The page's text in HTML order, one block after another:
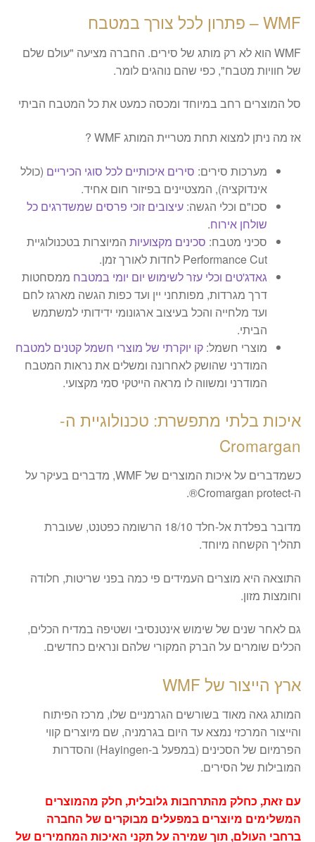
WMF – פתרון לכל צורך במטבח
​WMF הוא לא רק מותג של סירים. החברה מציעה "עולם שלם
של חוויות מטבח", כפי שהם נוהגים לומר.
סל המוצרים רחב במיוחד ומכסה כמעט את כל המטבח הביתי
אז מה ניתן למצוא תחת מטריית המותג WMF ?
​מערכות סירים: סירים איכותיים לכל סוגי הכיריים (כולל
אינדוקציה), המצטיינים בפיזור חום אחיד.
​סכו"ם וכלי הגשה: עיצובים זוכי פרסים שמשדרגים כל
שולחן אירוח.
​סכיני מטבח: סכינים מקצועיות המיוצרות בטכנולוגיית
Performance Cut לחדות לאורך זמן.
גאדג'טים וכלי עזר לשימוש יום יומי במטבח ממסחטות
דרך מגרדות, מפותחני יין ועד כפות הגשה מארגז לחם
ועד מלחייה והכל בעיצוב ארגונומי ידידותי למשתמש
הביתי.
מוצרי חשמל: קו יוקרתי של מוצרי חשמל קטנים למטבח
המודרני שהושק לאחרונה ומשלים את נראות המטבח
המודרני ומשווה לו מראה הייטקי סמי מקצועי.
​איכות בלתי מתפשרת: טכנולוגיית ה-
Cromargan
​כשמדברים על איכות המוצרים של WMF, מדברים בעיקר על
ה-Cromargan protect®.
מדובר בפלדת אל-חלד 18/10 הרשומה כפטנט, שעוברת
תהליך הקשחה מיוחד.
התוצאה היא מוצרים העמידים פי כמה בפני שריטות, חלודה
וחומצות מזון.
גם לאחר שנים של שימוש אינטנסיבי ושטיפה במדיח הכלים,
הכלים שומרים על הברק המקורי שלהם ונראים כחדשים.
ארץ הייצור של WMF
​המותג גאה מאוד בשורשים הגרמניים שלו, מרכז הפיתוח
והייצור המרכזי נמצא עד היום בגרמניה, שם מיוצרים קווי
הפרמיום של הסכינים (במפעל ב-Hayingen) והסדרות
המובילות של הסירים.
עם זאת, כחלק מהתרחבות גלובלית, חלק מהמוצרים
המשלימים מיוצרים במפעלים מבוקרים של החברה
ברחבי העולם, תוך שמירה על תקני האיכות המחמירים של